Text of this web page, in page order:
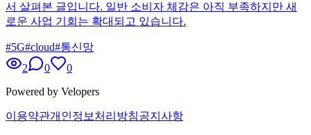
서 살펴본 글입니다. 일반 소비자 체감은 아직 부족하지만 새
로운 사업 기회는 확대되고 있습니다.
#5G#cloud#통신망
2
0
0
Powered by Velopers
이용약관개인정보처리방침공지사항